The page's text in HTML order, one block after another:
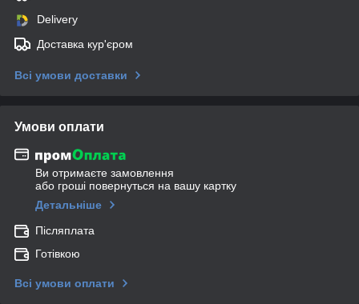
Delivery
Доставка кур'єром
Всі умови доставки
Умови оплати
Ви отримаєте замовлення
або гроші повернуться на вашу картку
Детальніше
Післяплата
Готівкою
Всі умови оплати